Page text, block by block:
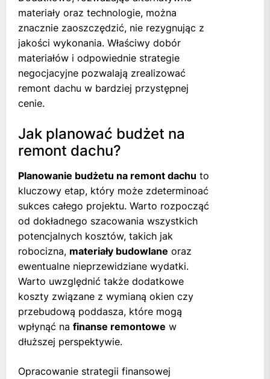
materiały oraz technologie, można
znacznie zaoszczędzić, nie rezygnując z
jakości wykonania. Właściwy dobór
materiałów i odpowiednie strategie
negocjacyjne pozwalają zrealizować
remont dachu w bardziej przystępnej
cenie.
Jak planować budżet na
remont dachu?
Planowanie budżetu na remont dachu to
kluczowy etap, który może zdeterminoać
sukces całego projektu. Warto rozpocząć
od dokładnego szacowania wszystkich
potencjalnych kosztów, takich jak
robocizna, materiały budowlane oraz
ewentualne nieprzewidziane wydatki.
Warto uwzględnić także dodatkowe
koszty związane z wymianą okien czy
przebudową poddasza, które mogą
wpłynąć na finanse remontowe w
dłuższej perspektywie.
Opracowanie strategii finansowej